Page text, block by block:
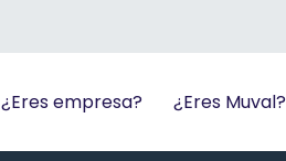
¿Eres empresa? ¿Eres Muval?